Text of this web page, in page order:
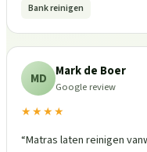
Bank reinigen
MD Mark de Boer
Google review
★★★★
“Matras laten reinigen